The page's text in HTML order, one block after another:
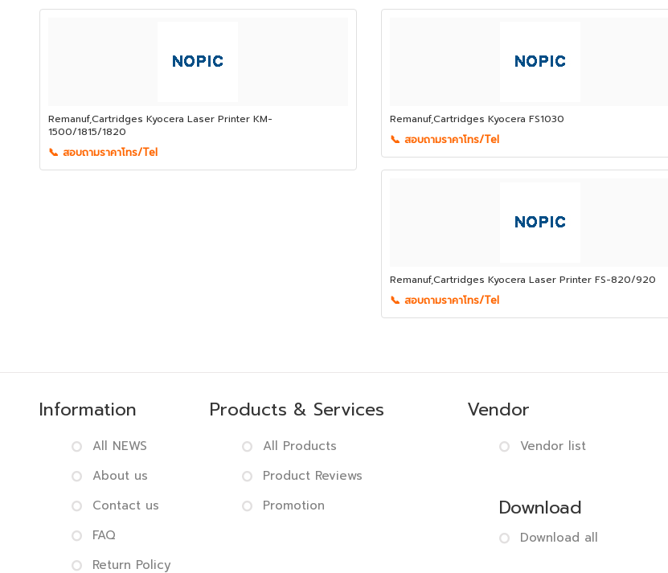
Remanuf,Cartridges Kyocera Laser Printer KM-
1500/1815/1820
📞 สอบถามราคาโทร/Tel
Remanuf,Cartridges Kyocera FS1030
📞 สอบถามราคาโทร/Tel
Remanuf,Cartridges Kyocera Laser Printer FS-820/920
📞 สอบถามราคาโทร/Tel
Information
All NEWS
About us
Contact us
FAQ
Return Policy
Products & Services
All Products
Product Reviews
Promotion
Vendor
Vendor list
Download
Download all